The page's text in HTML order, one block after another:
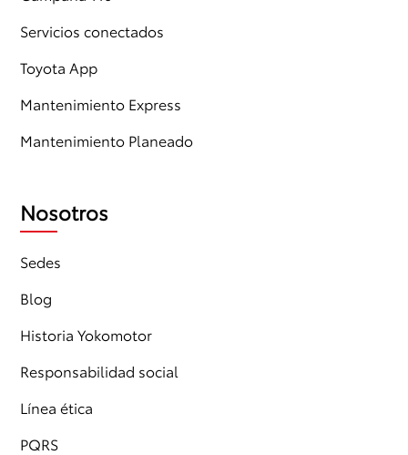
Servicios conectados
Toyota App
Mantenimiento Express
Mantenimiento Planeado
Nosotros
Sedes
Blog
Historia Yokomotor
Responsabilidad social
Línea ética
PQRS